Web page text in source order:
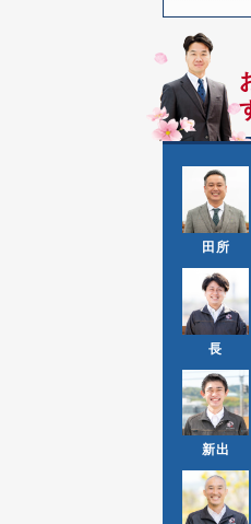
田所
長
新出